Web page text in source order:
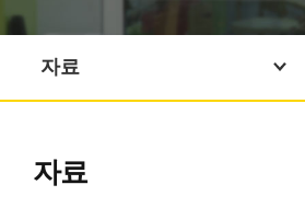
자료
자료